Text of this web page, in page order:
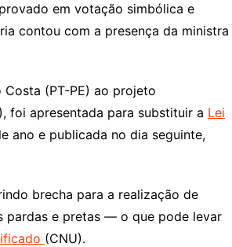
em votação simbólica e
contou com a presença da ministra
(PT-PE) ao projeto
foi apresentada para substituir a Lei
ano e publicada no dia seguinte,
brecha para a realização de
pardas e pretas — o que pode levar
(CNU).